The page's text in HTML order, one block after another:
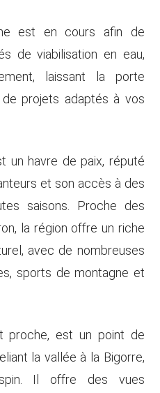
est en cours afin de
de viabilisation en eau,
laissant la porte
projets adaptés à vos
un havre de paix, réputé
et son accès à des
saisons. Proche des
la région offre un riche
avec de nombreuses
sports de montagne et
proche, est un point de
la vallée à la Bigorre,
Il offre des vues